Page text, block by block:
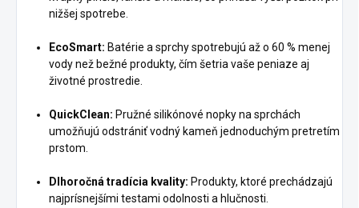
nižšej spotrebe.
EcoSmart: Batérie a sprchy spotrebujú až o 60 % menej
vody než bežné produkty, čím šetria vaše peniaze aj
životné prostredie.
QuickClean: Pružné silikónové nopky na sprchách
umožňujú odstrániť vodný kameň jednoduchým pretretím
prstom.
Dlhoročná tradícia kvality: Produkty, ktoré prechádzajú
najprísnejšími testami odolnosti a hlučnosti.